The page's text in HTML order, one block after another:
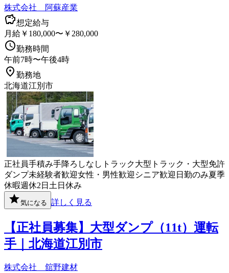
株式会社 阿蘇産業
想定給与
月給￥180,000〜￥280,000
勤務時間
午前7時〜午後4時
勤務地
北海道江別市
正社員手積み手降ろしなし トラック大型トラック・大型免許
ダンプ未経験者歓迎女性・男性歓迎 シニア歓迎 日勤のみ夏季
休暇週休2日 土日休み
気になる 詳しく見る
【正社員募集】大型ダンプ（11t）運転
手｜北海道江別市
株式会社 舘野建材